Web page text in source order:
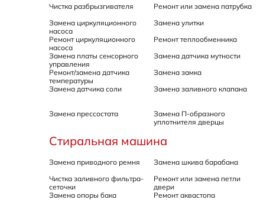
Чистка разбрызгивателя Ремонт или замена патрубка
Замена циркуляционного
насоса
Замена улитки
Ремонт циркуляционного
насоса
Ремонт теплообменника
Замена платы сенсорного
управления
Замена датчика мутности
Ремонт/замена датчика
температуры
Замена замка
Замена датчика соли
Замена заливного клапана
Замена прессостата
Замена П-образного
уплотнителя дверцы
Стиральная машина
Замена приводного ремня Замена шкива барабана
Чистка заливного фильтра-
сеточки
Ремонт или замена петли
двери
Замена опоры бака
Ремонт аквастопа